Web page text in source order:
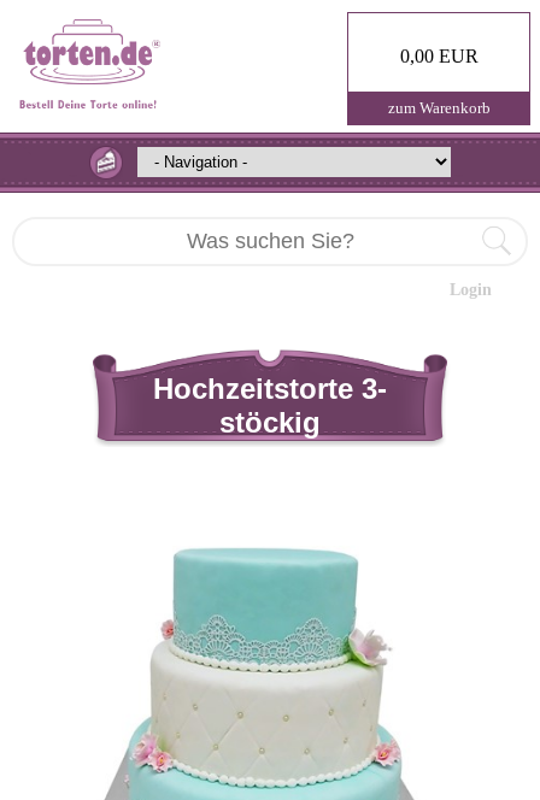
0,00 EUR
zum Warenkorb
Login
Hochzeitstorte 3-
stöckig